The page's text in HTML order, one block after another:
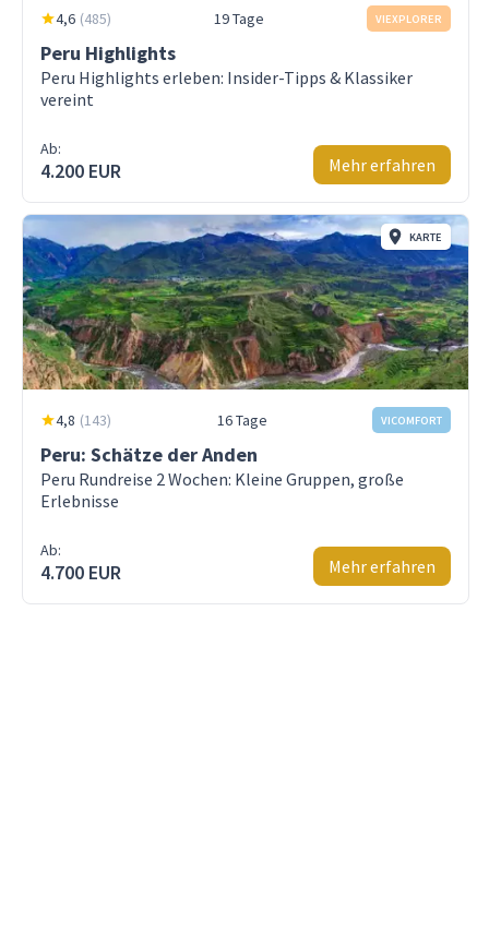
4,6 (485) 19 Tage VIEXPLORER
Peru Highlights
Peru Highlights erleben: Insider-Tipps & Klassiker
vereint
Ab:
4.200 EUR Mehr erfahren
KARTE
4,8 (143) 16 Tage VICOMFORT
Peru: Schätze der Anden
Peru Rundreise 2 Wochen: Kleine Gruppen, große
Erlebnisse
Ab:
4.700 EUR Mehr erfahren